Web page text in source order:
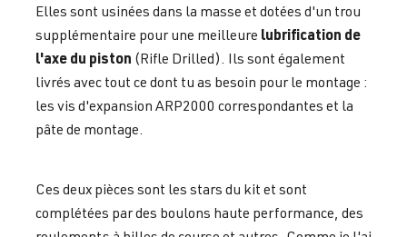
Elles sont usinées dans la masse et dotées d'un trou
supplémentaire pour une meilleure lubrification de
l'axe du piston (Rifle Drilled). Ils sont également
livrés avec tout ce dont tu as besoin pour le montage :
les vis d'expansion ARP2000 correspondantes et la
pâte de montage.
Ces deux pièces sont les stars du kit et sont
complétées par des boulons haute performance, des